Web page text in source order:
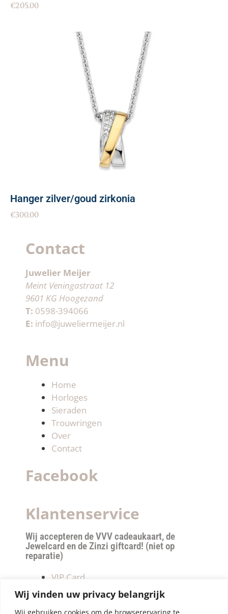
Wij vinden uw privacy belangrijk
Wij gebruiken cookies om de browserervaring te
€205.00
Hanger zilver/goud zirkonia
€300.00
Contact
Juwelier Meijer
Meint Veningastraat 12
9601 KG Hoogezand
T: 0598-394066
E: info@juweliermeijer.nl
Menu
Home
Horloges
Sieraden
Trouwringen
Over
Contact
Facebook
Klantenservice
Wij accepteren de VVV cadeaukaart, de
Jewelcard en de Zinzi giftcard! (niet op
reparatie)
VIP Card
Retourneren
Betalen & verzendkosten